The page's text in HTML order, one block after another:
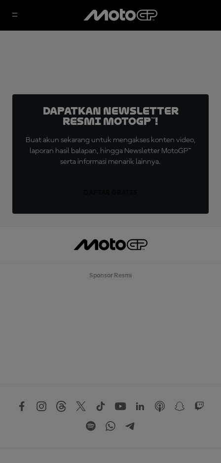
Dapatkan Newsletter
Resmi MotoGP™!
Buat akun sekarang untuk mengakses konten video,
laporan hasil balapan, hingga Newsletter MotoGP™
serta informasi menarik lainnya.
Sponsor Resmi